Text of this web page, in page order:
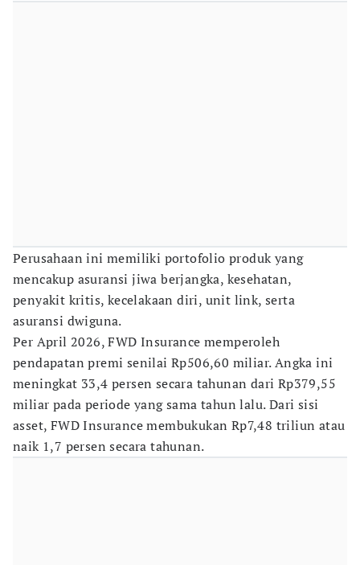
Perusahaan ini memiliki portofolio produk yang
mencakup asuransi jiwa berjangka, kesehatan,
penyakit kritis, kecelakaan diri, unit link, serta
asuransi dwiguna.
Per April 2026, FWD Insurance memperoleh
pendapatan premi senilai Rp506,60 miliar. Angka ini
meningkat 33,4 persen secara tahunan dari Rp379,55
miliar pada periode yang sama tahun lalu. Dari sisi
asset, FWD Insurance membukukan Rp7,48 triliun atau
naik 1,7 persen secara tahunan.